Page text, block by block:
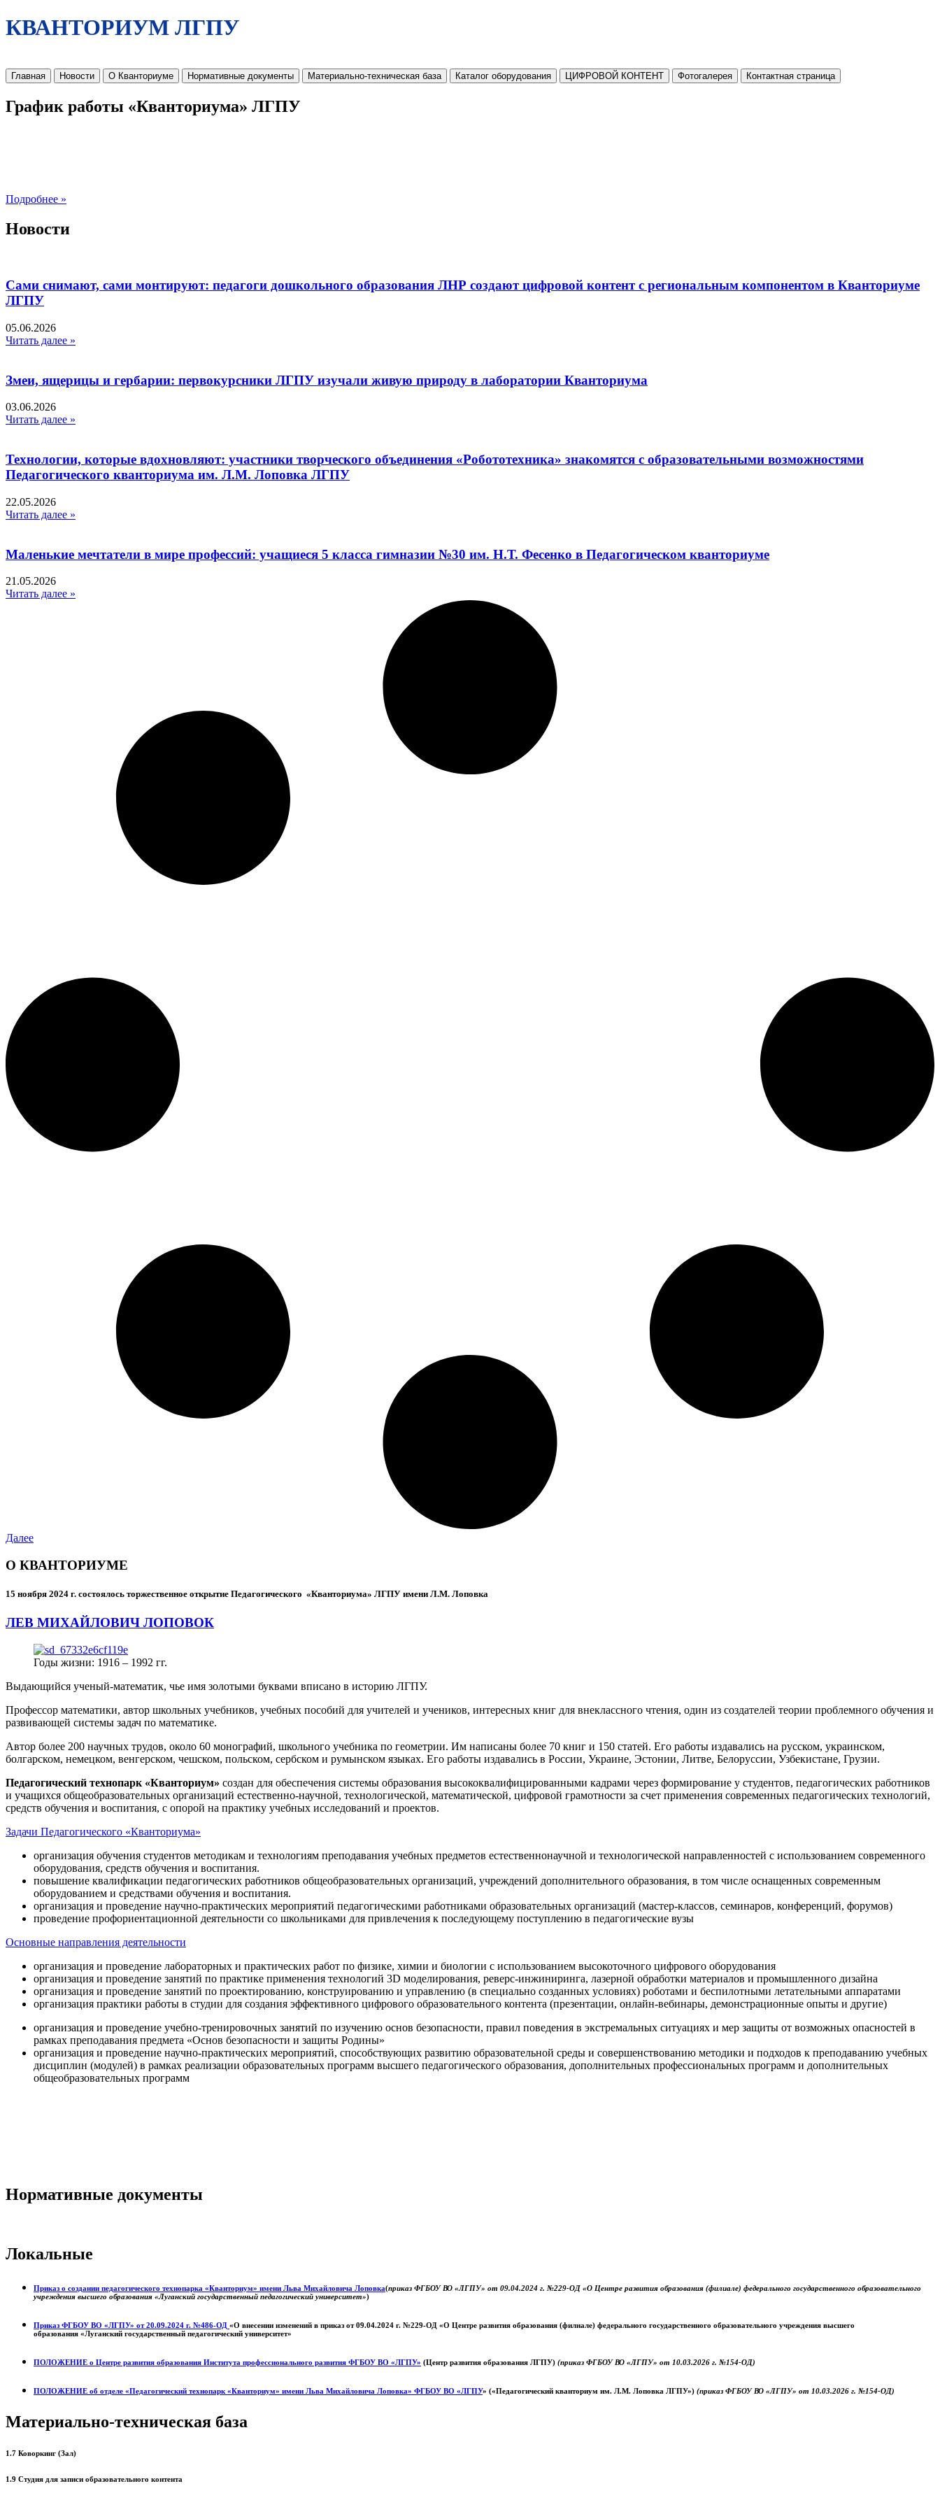
КВАНТОРИУМ ЛГПУ
Главная Новости О Кванториуме Нормативные документы Материально-техническая база Каталог оборудования ЦИФРОВОЙ КОНТЕНТ Фотогалерея Контактная страница
График работы «Кванториума» ЛГПУ
Подробнее »
Новости
Сами снимают, сами монтируют: педагоги дошкольного образования ЛНР создают цифровой контент с региональным компонентом в Кванториуме
ЛГПУ​
05.06.2026
Читать далее »
Змеи, ящерицы и гербарии: первокурсники ЛГПУ изучали живую природу в лаборатории Кванториума
03.06.2026
Читать далее »
Технологии, которые вдохновляют: участники творческого объединения «Робототехника» знакомятся с образовательными возможностями
Педагогического кванториума им. Л.М. Лоповка ЛГПУ
22.05.2026
Читать далее »
Маленькие мечтатели в мире профессий: учащиеся 5 класса гимназии №30 им. Н.Т. Фесенко в Педагогическом кванториуме
21.05.2026
Читать далее »
Далее
О КВАНТОРИУМЕ
15 ноября 2024 г. состоялось торжественное открытие Педагогического «Кванториума» ЛГПУ имени Л.М. Лоповка
ЛЕВ МИХАЙЛОВИЧ ЛОПОВОК
Годы жизни: 1916 – 1992 гг.
Выдающийся ученый-математик, чье имя золотыми буквами вписано в историю ЛГПУ.
Профессор математики, автор школьных учебников, учебных пособий для учителей и учеников, интересных книг для внеклассного чтения, один из создателей теории проблемного обучения и
развивающей системы задач по математике.
Автор более 200 научных трудов, около 60 монографий, школьного учебника по геометрии. Им написаны более 70 книг и 150 статей. Его работы издавались на русском, украинском,
болгарском, немецком, венгерском, чешском, польском, сербском и румынском языках. Его работы издавались в России, Украине, Эстонии, Литве, Белоруссии, Узбекистане, Грузии.
Педагогический технопарк «Кванториум» создан для обеспечения системы образования высококвалифицированными кадрами через формирование у студентов, педагогических работников
и учащихся общеобразовательных организаций естественно-научной, технологической, математической, цифровой грамотности за счет применения современных педагогических технологий,
средств обучения и воспитания, с опорой на практику учебных исследований и проектов.
Задачи Педагогического «Кванториума»
организация обучения студентов методикам и технологиям преподавания учебных предметов естественнонаучной и технологической направленностей с использованием современного
оборудования, средств обучения и воспитания.
повышение квалификации педагогических работников общеобразовательных организаций, учреждений дополнительного образования, в том числе оснащенных современным
оборудованием и средствами обучения и воспитания.
организация и проведение научно-практических мероприятий педагогическими работниками образовательных организаций (мастер-классов, семинаров, конференций, форумов)
проведение профориентационной деятельности со школьниками для привлечения к последующему поступлению в педагогические вузы
Основные направления деятельности
организация и проведение лабораторных и практических работ по физике, химии и биологии с использованием высокоточного цифрового оборудования
организация и проведение занятий по практике применения технологий 3D моделирования, реверс-инжиниринга, лазерной обработки материалов и промышленного дизайна
организация и проведение занятий по проектированию, конструированию и управлению (в специально созданных условиях) роботами и беспилотными летательными аппаратами
организация практики работы в студии для создания эффективного цифрового образовательного контента (презентации, онлайн-вебинары, демонстрационные опыты и другие)
организация и проведение учебно-тренировочных занятий по изучению основ безопасности, правил поведения в экстремальных ситуациях и мер защиты от возможных опасностей в
рамках преподавания предмета «Основ безопасности и защиты Родины»
организация и проведение научно-практических мероприятий, способствующих развитию образовательной среды и совершенствованию методики и подходов к преподаванию учебных
дисциплин (модулей) в рамках реализации образовательных программ высшего педагогического образования, дополнительных профессиональных программ и дополнительных
общеобразовательных программ
Нормативные документы
Локальные
Приказ о создании педагогического технопарка «Кванториум» имени Льва Михайловича Лоповка(приказ ФГБОУ ВО «ЛГПУ» от 09.04.2024 г. №229-ОД «О Центре развития образования (филиале) федерального государственного образовательного
учреждения высшего образования «Луганский государственный педагогический университет»)
Приказ ФГБОУ ВО «ЛГПУ» от 20.09.2024 г. №486-ОД «О внесении изменений в приказ от 09.04.2024 г. №229-ОД «О Центре развития образования (филиале) федерального государственного образовательного учреждения высшего
образования «Луганский государственный педагогический университет»
ПОЛОЖЕНИЕ о Центре развития образования Института профессионального развития ФГБОУ ВО «ЛГПУ» (Центр развития образования ЛГПУ) (приказ ФГБОУ ВО «ЛГПУ» от 10.03.2026 г. №154-ОД)
ПОЛОЖЕНИЕ об отделе «Педагогический технопарк «Кванториум» имени Льва Михайловича Лоповка» ФГБОУ ВО «ЛГПУ» («Педагогический кванториум им. Л.М. Лоповка ЛГПУ») (приказ ФГБОУ ВО «ЛГПУ» от 10.03.2026 г. №154-ОД)
Материально-техническая база
1.7 Коворкинг (Зал)
1.9 Студия для записи образовательного контента